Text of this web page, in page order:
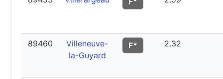
89460
Villeneuve-
la-Guyard
F* 2.32